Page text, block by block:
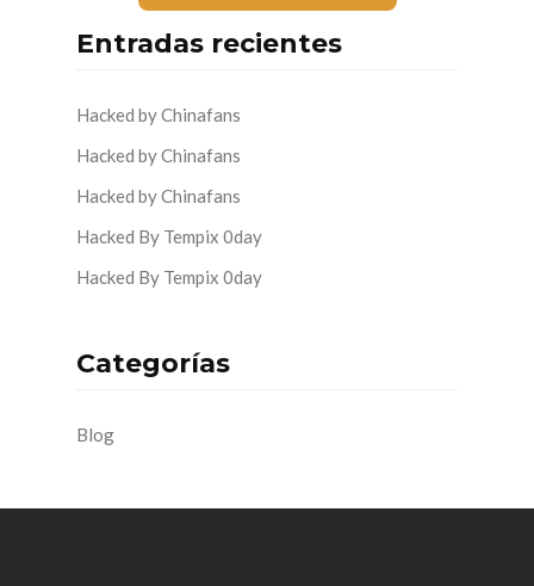
Entradas recientes
Hacked by Chinafans
Hacked by Chinafans
Hacked by Chinafans
Hacked By Tempix 0day
Hacked By Tempix 0day
Categorías
Blog